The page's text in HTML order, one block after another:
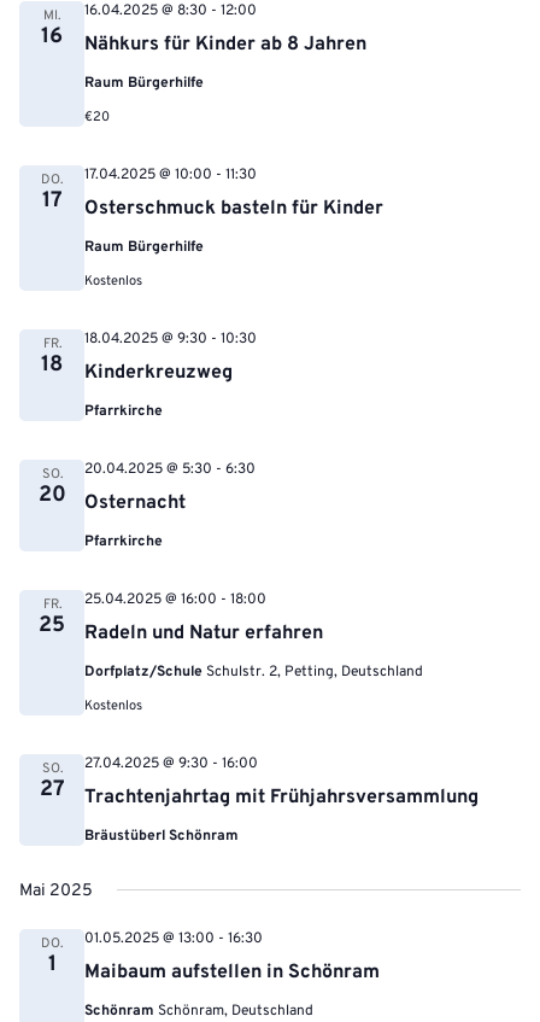
MI.
16 Nähkurs für Kinder ab 8 Jahren
16.04.2025 @ 8:30 - 12:00
Raum Bürgerhilfe
€20
DO.
17 Osterschmuck basteln für Kinder
17.04.2025 @ 10:00 - 11:30
Raum Bürgerhilfe
Kostenlos
FR.
18 Kinderkreuzweg
18.04.2025 @ 9:30 - 10:30
Pfarrkirche
SO.
20 Osternacht
20.04.2025 @ 5:30 - 6:30
Pfarrkirche
FR.
25 Radeln und Natur erfahren
25.04.2025 @ 16:00 - 18:00
Dorfplatz/Schule Schulstr. 2, Petting, Deutschland
Kostenlos
SO.
27 Trachtenjahrtag mit Frühjahrsversammlung
27.04.2025 @ 9:30 - 16:00
Bräustüberl Schönram
Mai 2025
DO.
1 Maibaum aufstellen in Schönram
01.05.2025 @ 13:00 - 16:30
Schönram Schönram, Deutschland